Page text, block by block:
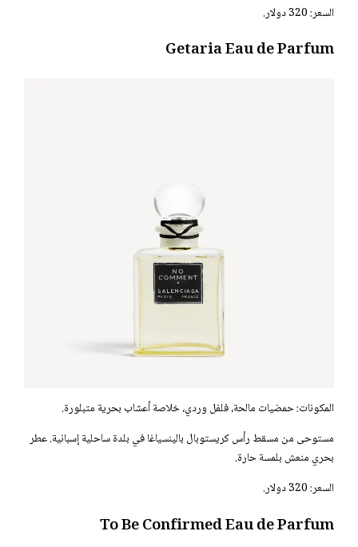
السعر: 320 دولار.
Getaria Eau de Parfum
المكونات: حمضيات مالحة، فلفل وردي، خلاصة أعشاب بحرية متبلورة.
مستوحى من مسقط رأس كريستوبال بالينسياغا في بلدة ساحلية إسبانية. عطر
بحري منعش بلمسة حارة.
السعر: 320 دولار.
To Be Confirmed Eau de Parfum